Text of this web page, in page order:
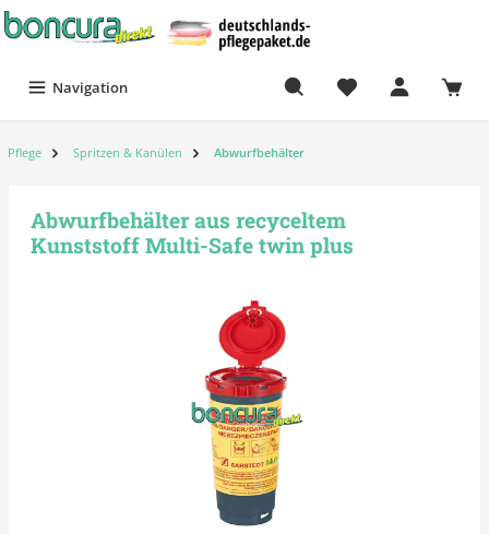
Navigation
Pflege Spritzen & Kanülen Abwurfbehälter
Abwurfbehälter aus recyceltem
Kunststoff Multi-Safe twin plus